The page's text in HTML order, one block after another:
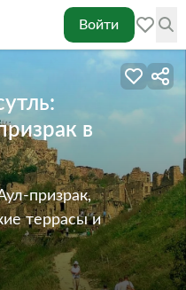
Войти
в
призрак,
террасы и